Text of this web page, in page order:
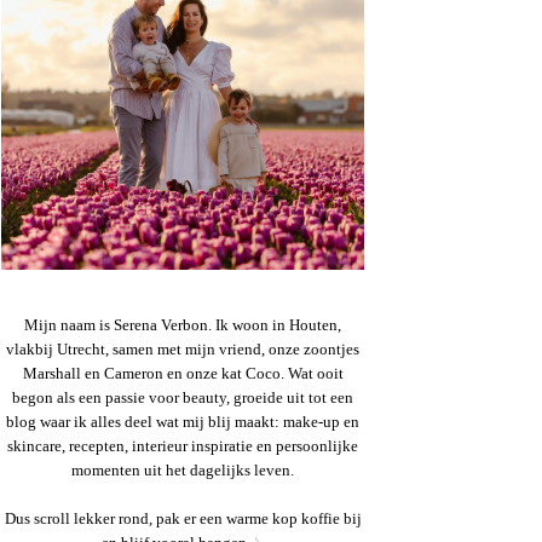
Mijn naam is Serena Verbon. Ik woon in Houten,
vlakbij Utrecht, samen met mijn vriend, onze zoontjes
Marshall en Cameron en onze kat Coco. Wat ooit
begon als een passie voor beauty, groeide uit tot een
blog waar ik alles deel wat mij blij maakt: make-up en
skincare, recepten, interieur inspiratie en persoonlijke
momenten uit het dagelijks leven.
Dus scroll lekker rond, pak er een warme kop koffie bij